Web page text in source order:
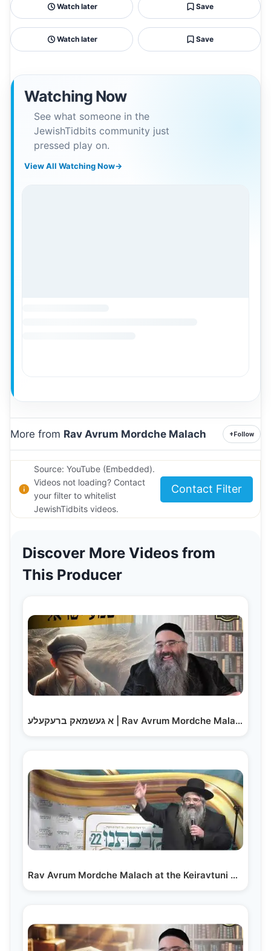
Watch later Save
Watch later Save
Watching Now
See what someone in the
JewishTidbits community just
pressed play on.
View All Watching Now→
More from Rav Avrum Mordche Malach +Follow
Source: YouTube (Embedded).
Videos not loading? Contact
your filter to whitelist
JewishTidbits videos.
Contact Filter
Discover More Videos from
This Producer
א געשמאק ברעקעלע | Rav Avrum Mordche Malach – Ah…
Rav Avrum Mordche Malach at the Keiravtuni Gold 3 Shabbos